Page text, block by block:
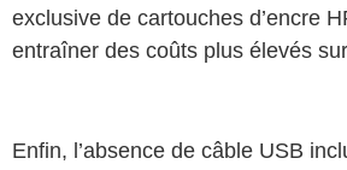
exclusive de cartouches d’encre
entraîner des coûts plus élevés
Enfin, l’absence de câble USB